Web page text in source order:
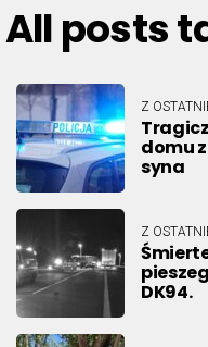
All posts
Z
domu
syna
Z
DK94.